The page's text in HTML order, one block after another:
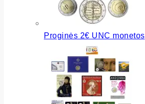
Proginės 2€ UNC monetos